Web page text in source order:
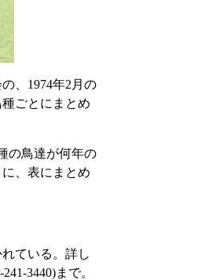
、1974年2月の
ごとにまとめ
の鳥達が何年の
、表にまとめ
ている。詳し
3440)まで。